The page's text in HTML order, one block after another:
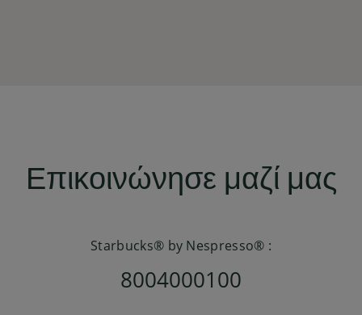
Επικοινώνησε μαζί μας
Starbucks® by Nespresso® :
8004000100